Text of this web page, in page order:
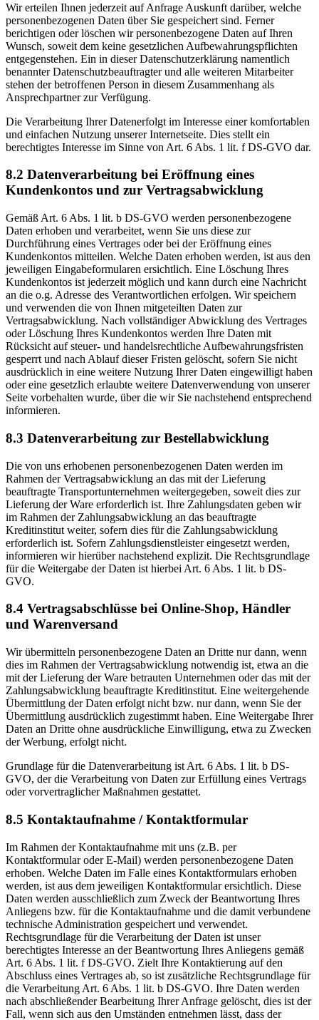
Wir erteilen Ihnen jederzeit auf Anfrage Auskunft darüber, welche
personenbezogenen Daten über Sie gespeichert sind. Ferner
berichtigen oder löschen wir personenbezogene Daten auf Ihren
Wunsch, soweit dem keine gesetzlichen Aufbewahrungspflichten
entgegenstehen. Ein in dieser Datenschutzerklärung namentlich
benannter Datenschutzbeauftragter und alle weiteren Mitarbeiter
stehen der betroffenen Person in diesem Zusammenhang als
Ansprechpartner zur Verfügung.
Die Verarbeitung Ihrer Datenerfolgt im Interesse einer komfortablen
und einfachen Nutzung unserer Internetseite. Dies stellt ein
berechtigtes Interesse im Sinne von Art. 6 Abs. 1 lit. f DS-GVO dar.
8.2 Datenverarbeitung bei Eröffnung eines
Kundenkontos und zur Vertragsabwicklung
Gemäß Art. 6 Abs. 1 lit. b DS-GVO werden personenbezogene
Daten erhoben und verarbeitet, wenn Sie uns diese zur
Durchführung eines Vertrages oder bei der Eröffnung eines
Kundenkontos mitteilen. Welche Daten erhoben werden, ist aus den
jeweiligen Eingabeformularen ersichtlich. Eine Löschung Ihres
Kundenkontos ist jederzeit möglich und kann durch eine Nachricht
an die o.g. Adresse des Verantwortlichen erfolgen. Wir speichern
und verwenden die von Ihnen mitgeteilten Daten zur
Vertragsabwicklung. Nach vollständiger Abwicklung des Vertrages
oder Löschung Ihres Kundenkontos werden Ihre Daten mit
Rücksicht auf steuer- und handelsrechtliche Aufbewahrungsfristen
gesperrt und nach Ablauf dieser Fristen gelöscht, sofern Sie nicht
ausdrücklich in eine weitere Nutzung Ihrer Daten eingewilligt haben
oder eine gesetzlich erlaubte weitere Datenverwendung von unserer
Seite vorbehalten wurde, über die wir Sie nachstehend entsprechend
informieren.
8.3 Datenverarbeitung zur Bestellabwicklung
Die von uns erhobenen personenbezogenen Daten werden im
Rahmen der Vertragsabwicklung an das mit der Lieferung
beauftragte Transportunternehmen weitergegeben, soweit dies zur
Lieferung der Ware erforderlich ist. Ihre Zahlungsdaten geben wir
im Rahmen der Zahlungsabwicklung an das beauftragte
Kreditinstitut weiter, sofern dies für die Zahlungsabwicklung
erforderlich ist. Sofern Zahlungsdienstleister eingesetzt werden,
informieren wir hierüber nachstehend explizit. Die Rechtsgrundlage
für die Weitergabe der Daten ist hierbei Art. 6 Abs. 1 lit. b DS-
GVO.
8.4 Vertragsabschlüsse bei Online-Shop, Händler
und Warenversand
Wir übermitteln personenbezogene Daten an Dritte nur dann, wenn
dies im Rahmen der Vertragsabwicklung notwendig ist, etwa an die
mit der Lieferung der Ware betrauten Unternehmen oder das mit der
Zahlungsabwicklung beauftragte Kreditinstitut. Eine weitergehende
Übermittlung der Daten erfolgt nicht bzw. nur dann, wenn Sie der
Übermittlung ausdrücklich zugestimmt haben. Eine Weitergabe Ihrer
Daten an Dritte ohne ausdrückliche Einwilligung, etwa zu Zwecken
der Werbung, erfolgt nicht.
Grundlage für die Datenverarbeitung ist Art. 6 Abs. 1 lit. b DS-
GVO, der die Verarbeitung von Daten zur Erfüllung eines Vertrags
oder vorvertraglicher Maßnahmen gestattet.
8.5 Kontaktaufnahme / Kontaktformular
Im Rahmen der Kontaktaufnahme mit uns (z.B. per
Kontaktformular oder E-Mail) werden personenbezogene Daten
erhoben. Welche Daten im Falle eines Kontaktformulars erhoben
werden, ist aus dem jeweiligen Kontaktformular ersichtlich. Diese
Daten werden ausschließlich zum Zweck der Beantwortung Ihres
Anliegens bzw. für die Kontaktaufnahme und die damit verbundene
technische Administration gespeichert und verwendet.
Rechtsgrundlage für die Verarbeitung der Daten ist unser
berechtigtes Interesse an der Beantwortung Ihres Anliegens gemäß
Art. 6 Abs. 1 lit. f DS-GVO. Zielt Ihre Kontaktierung auf den
Abschluss eines Vertrages ab, so ist zusätzliche Rechtsgrundlage für
die Verarbeitung Art. 6 Abs. 1 lit. b DS-GVO. Ihre Daten werden
nach abschließender Bearbeitung Ihrer Anfrage gelöscht, dies ist der
Fall, wenn sich aus den Umständen entnehmen lässt, dass der